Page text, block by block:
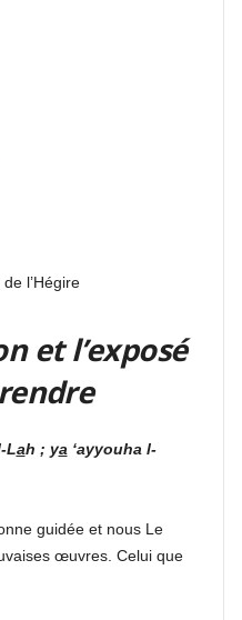
l’Hégire
et l’exposé
Lah ; ya ‘ayyouha l-
guidée et nous Le
œuvres. Celui que